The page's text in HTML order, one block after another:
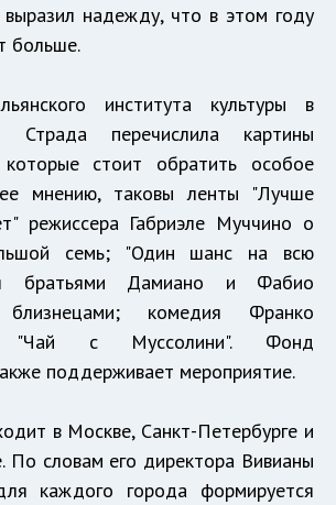
выразил надежду, что в этом году
больше.
института культуры в
Страда перечислила картины
стоит обратить особое
мнению, таковы ленты "Лучше
режиссера Габриэле Муччино о
семь; "Один шанс на всю
братьями Дамиано и Фабио
близнецами; комедия Франко
"Чай с Муссолини". Фонд
поддерживает мероприятие.
в Москве, Санкт-Петербурге и
По словам его директора Вивианы
каждого города формируется